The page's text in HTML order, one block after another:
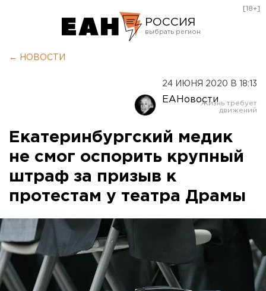
РОССИЯ
Оренбург
[18+]
← НОВОСТИ
24 ИЮНЯ 2020 В 18:13
ЕАНовости
Екатеринбургский медик
не смог оспорить крупный
штраф за призыв к
протестам у театра Драмы